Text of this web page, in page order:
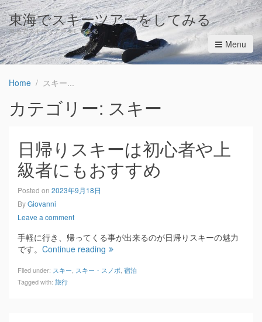
東海でスキーツアーをしてみる
東海でスキーツアーをしてみる
Menu
Home スキー
カテゴリー: スキー
日帰りスキーは初心者や上
級者にもおすすめ
Posted on 2023年9月18日
ByGiovanni
Leave a comment
手軽に行き、帰ってくる事が出来るのが日帰りスキーの魅力
です。 Continue reading
Filed under: スキー スキー・スノボ 宿泊
Tagged with: 旅行